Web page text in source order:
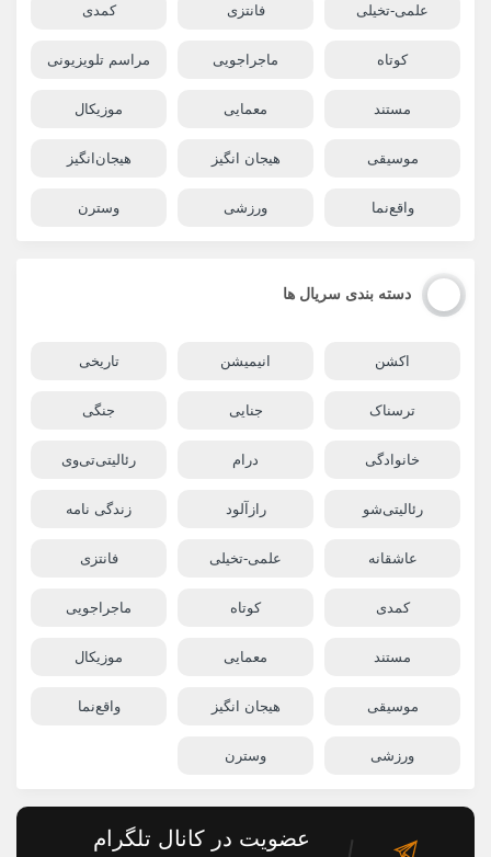
علمی-تخیلی فانتزی کمدی
کوتاه ماجراجویی مراسم تلویزیونی
مستند معمایی موزیکال
موسیقی هیجان انگیز هیجان‌انگیز
واقع‌نما ورزشی وسترن
دسته بندی سریال ها
اکشن انیمیشن تاریخی
ترسناک جنایی جنگی
خانوادگی درام رئالیتی‌تی‌وی
رئالیتی‌شو رازآلود زندگی نامه
عاشقانه علمی-تخیلی فانتزی
کمدی کوتاه ماجراجویی
مستند معمایی موزیکال
موسیقی هیجان انگیز واقع‌نما
ورزشی وسترن
عضویت در کانال تلگرام